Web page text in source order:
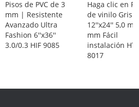
Pisos de PVC de 3
mm | Resistente
Avanzado Ultra
Fashion 6''x36''
3.0/0.3 HIF 9085
Haga clic en
de vinilo Gris |
12''x24'' 5,0
mm Fácil
instalación
8017